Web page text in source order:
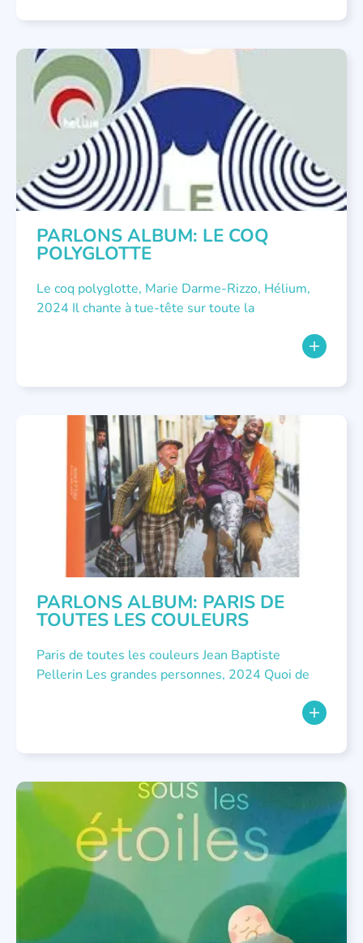
NON CLASSÉ , PARLONS ALBUMS
PARLONS ALBUM: LE COQ
POLYGLOTTE
Le coq polyglotte, Marie Darme-Rizzo, Hélium,
2024 Il chante à tue-tête sur toute la
NON CLASSÉ , PARLONS ALBUMS
PARLONS ALBUM: PARIS DE
TOUTES LES COULEURS
Paris de toutes les couleurs Jean Baptiste
Pellerin Les grandes personnes, 2024 Quoi de
LITTÉRATURE JEUNESSE , PARLONS ALBUMS